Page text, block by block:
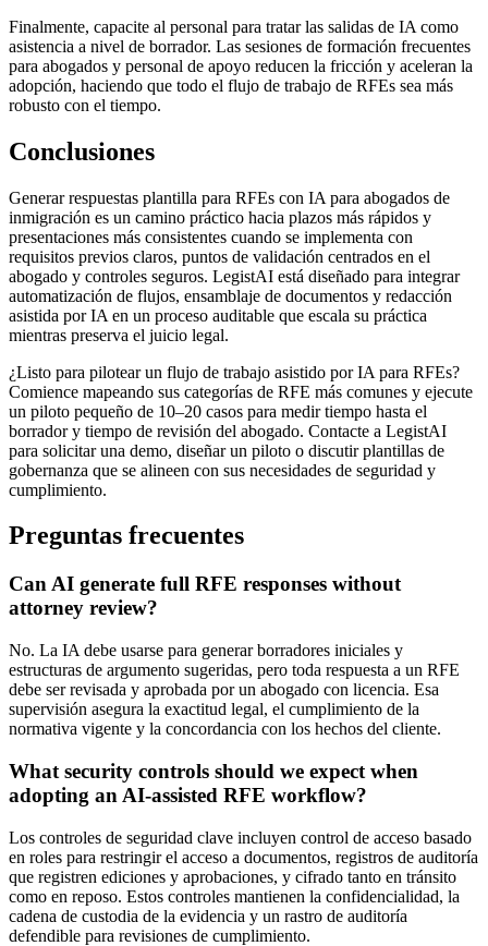
Finalmente, capacite al personal para tratar las salidas de IA como
asistencia a nivel de borrador. Las sesiones de formación frecuentes
para abogados y personal de apoyo reducen la fricción y aceleran la
adopción, haciendo que todo el flujo de trabajo de RFEs sea más
robusto con el tiempo.
Conclusiones
Generar respuestas plantilla para RFEs con IA para abogados de
inmigración es un camino práctico hacia plazos más rápidos y
presentaciones más consistentes cuando se implementa con
requisitos previos claros, puntos de validación centrados en el
abogado y controles seguros. LegistAI está diseñado para integrar
automatización de flujos, ensamblaje de documentos y redacción
asistida por IA en un proceso auditable que escala su práctica
mientras preserva el juicio legal.
¿Listo para pilotear un flujo de trabajo asistido por IA para RFEs?
Comience mapeando sus categorías de RFE más comunes y ejecute
un piloto pequeño de 10–20 casos para medir tiempo hasta el
borrador y tiempo de revisión del abogado. Contacte a LegistAI
para solicitar una demo, diseñar un piloto o discutir plantillas de
gobernanza que se alineen con sus necesidades de seguridad y
cumplimiento.
Preguntas frecuentes
Can AI generate full RFE responses without
attorney review?
No. La IA debe usarse para generar borradores iniciales y
estructuras de argumento sugeridas, pero toda respuesta a un RFE
debe ser revisada y aprobada por un abogado con licencia. Esa
supervisión asegura la exactitud legal, el cumplimiento de la
normativa vigente y la concordancia con los hechos del cliente.
What security controls should we expect when
adopting an AI-assisted RFE workflow?
Los controles de seguridad clave incluyen control de acceso basado
en roles para restringir el acceso a documentos, registros de auditoría
que registren ediciones y aprobaciones, y cifrado tanto en tránsito
como en reposo. Estos controles mantienen la confidencialidad, la
cadena de custodia de la evidencia y un rastro de auditoría
defendible para revisiones de cumplimiento.